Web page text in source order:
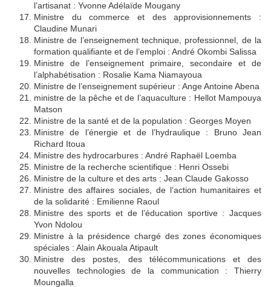
l’artisanat : Yvonne Adélaïde Mougany
Ministre du commerce et des approvisionnements :
Claudine Munari
Ministre de l’enseignement technique, professionnel, de la
formation qualifiante et de l’emploi : André Okombi Salissa
Ministre de l’enseignement primaire, secondaire et de
l’alphabétisation : Rosalie Kama Niamayoua
Ministre de l’enseignement supérieur : Ange Antoine Abena
ministre de la pêche et de l’aquaculture : Hellot Mampouya
Matson
Ministre de la santé et de la population : Georges Moyen
Ministre de l’énergie et de l’hydraulique : Bruno Jean
Richard Itoua
Ministre des hydrocarbures : André Raphaël Loemba
Ministre de la recherche scientifique : Henri Ossebi
Ministre de la culture et des arts : Jean Claude Gakosso
Ministre des affaires sociales, de l’action humanitaires et
de la solidarité : Emilienne Raoul
Ministre des sports et de l’éducation sportive : Jacques
Yvon Ndolou
Ministre à la présidence chargé des zones économiques
spéciales : Alain Akouala Atipault
Ministre des postes, des télécommunications et des
nouvelles technologies de la communication : Thierry
Moungalla